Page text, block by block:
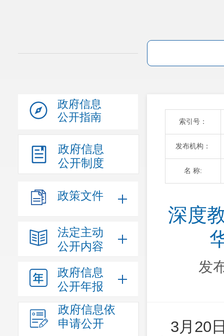
政府信息
公开指南
政府信息
公开制度
政策文件
法定主动
公开内容
政府信息
公开年报
政府信息依
申请公开
索引号：
发布机构：
名 称:
深度
发
3月20